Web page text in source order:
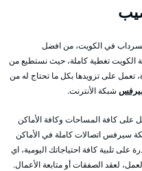
في الكويت، من افضل
الكويت تغطية كاملة، حيث نستطيع من
تعمل على تزويدها بكل ما تحتاج له من
شبكة الأنترنت.
كافة المساحات وكافة الأماكن
سيرفس اتصالات كاملة في الأماكن
على تلبية كافة احتياجاتك اليومية، اي
لعقد الصفقات أو متابعة الأعمال.